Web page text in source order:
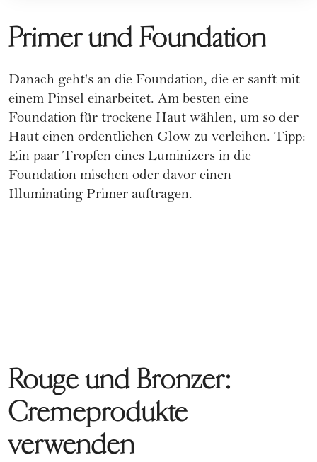
Primer und Foundation
Danach geht's an die Foundation, die er sanft mit
einem Pinsel einarbeitet. Am besten eine
Foundation für trockene Haut wählen, um so der
Haut einen ordentlichen Glow zu verleihen. Tipp:
Ein paar Tropfen eines Luminizers in die
Foundation mischen oder davor einen
Illuminating Primer auftragen.
Rouge und Bronzer:
Cremeprodukte
verwenden